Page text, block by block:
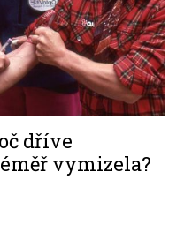
dříve
vymizela?